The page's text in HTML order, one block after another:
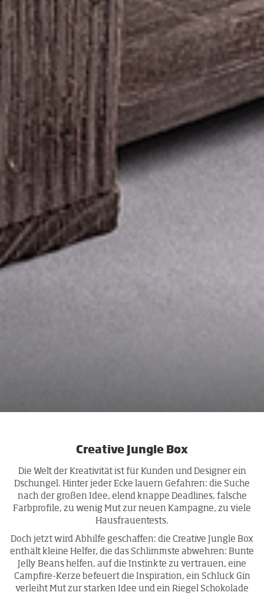
Creative Jungle Box
Die Welt der Kreativität ist für Kunden und Designer ein
Dschungel. Hinter jeder Ecke lauern Gefahren: die Suche
nach der großen Idee, elend knappe Deadlines, falsche
Farbprofile, zu wenig Mut zur neuen Kampagne, zu viele
Hausfrauentests.
Doch jetzt wird Abhilfe geschaffen: die Creative Jungle Box
enthält kleine Helfer, die das Schlimmste abwehren: Bunte
Jelly Beans helfen, auf die Instinkte zu vertrauen, eine
Campfire-Kerze befeuert die Inspiration, ein Schluck Gin
verleiht Mut zur starken Idee und ein Riegel Schokolade